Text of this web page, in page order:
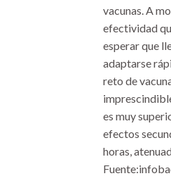
vacunas. A
efectividad
esperar que
adaptarse
reto de
es muy
efectos
horas,